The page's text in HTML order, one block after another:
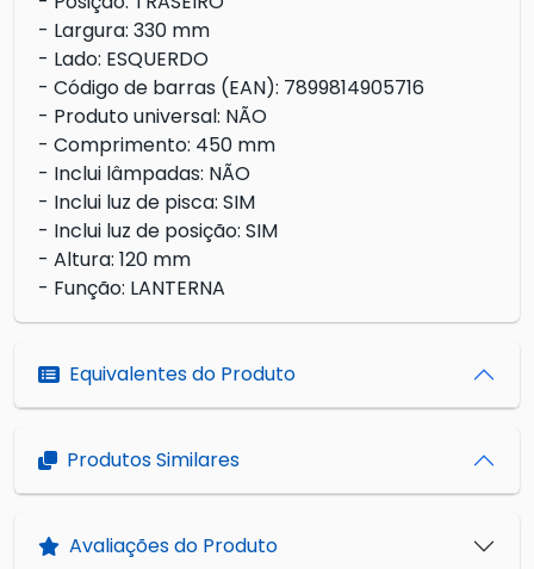
- Largura: 330 mm
- Lado: ESQUERDO
- Código de barras (EAN): 7899814905716
- Produto universal: NÃO
- Comprimento: 450 mm
- Inclui lâmpadas: NÃO
- Inclui luz de pisca: SIM
- Inclui luz de posição: SIM
- Altura: 120 mm
- Função: LANTERNA
Equivalentes do Produto
Produtos Similares
Avaliações do Produto